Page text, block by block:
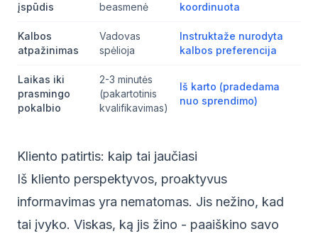
įspūdis
beasmenė
koordinuota
Kalbos
atpažinimas
Vadovas
spėlioja
Instruktaže nurodyta
kalbos preferencija
Laikas iki
prasmingo
pokalbio
2-3 minutės
(pakartotinis
kvalifikavimas)
Iš karto (pradedama
nuo sprendimo)
Kliento patirtis: kaip tai jaučiasi
Iš kliento perspektyvos, proaktyvus
informavimas yra nematomas. Jis nežino, kad
tai įvyko. Viskas, ką jis žino - paaiškino savo